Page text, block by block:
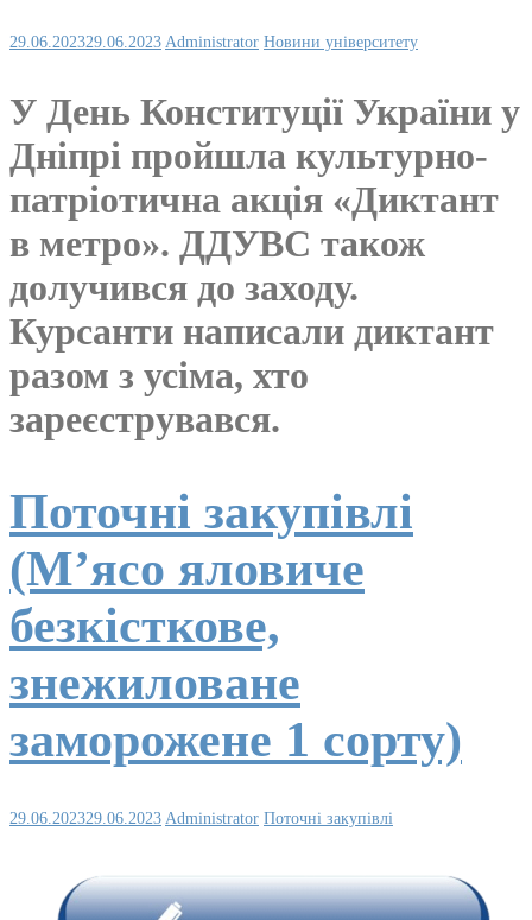
29.06.202329.06.2023 Administrator Новини університету
У День Конституції України у
Дніпрі пройшла культурно-
патріотична акція «Диктант
в метро». ДДУВС також
долучився до заходу.
Курсанти написали диктант
разом з усіма, хто
зареєструвався.
Поточні закупівлі
(М’ясо яловиче
безкісткове,
знежиловане
заморожене 1 сорту)
29.06.202329.06.2023 Administrator Поточні закупівлі